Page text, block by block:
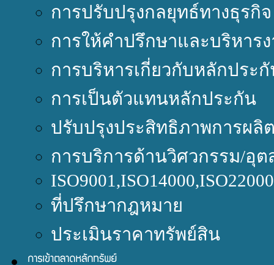
การปรับปรุงกลยุทธ์ทางธุรกิจ
การให้คำปรึกษาและบริหา
การบริหารเกี่ยวกับหลักประ
การเป็นตัวแทนหลักประกัน
ปรับปรุงประสิทธิภาพการผลิ
การบริการด้านวิศวกรรม/อุ
ที่ปรึกษากฎหมาย
ประเมินราคาทรัพย์สิน